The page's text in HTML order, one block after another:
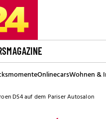
MAGAZINE
OnlinecarsWohnen &
DS4 auf dem Pariser Autosalon